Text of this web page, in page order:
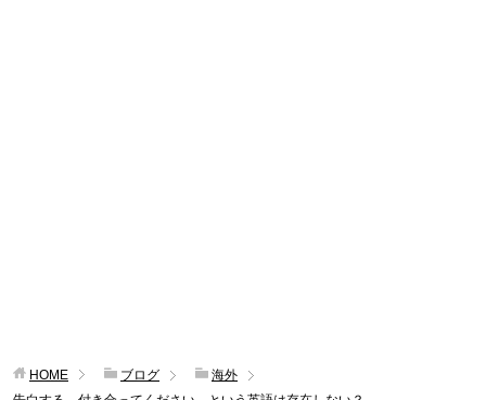
HOME ブログ
海外